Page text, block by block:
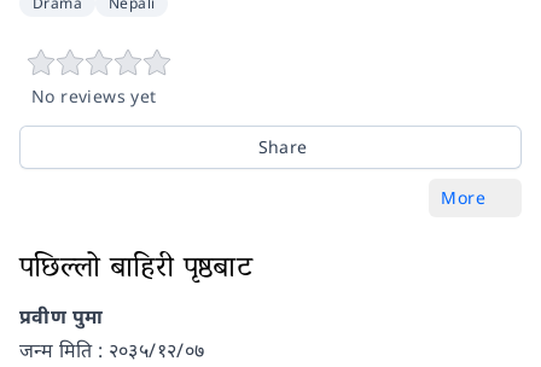
No reviews yet
Share
More
पछिल्लो बाहिरी पृष्ठबाट
प्रवीण पुमा
जन्म मिति : २०३५/१२/०७